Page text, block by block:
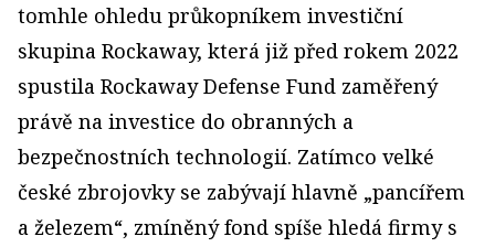
tomhle ohledu průkopníkem investiční
skupina Rockaway, která již před rokem 2022
spustila Rockaway Defense Fund zaměřený
právě na investice do obranných a
bezpečnostních technologií. Zatímco velké
české zbrojovky se zabývají hlavně „pancířem
a železem“, zmíněný fond spíše hledá firmy s